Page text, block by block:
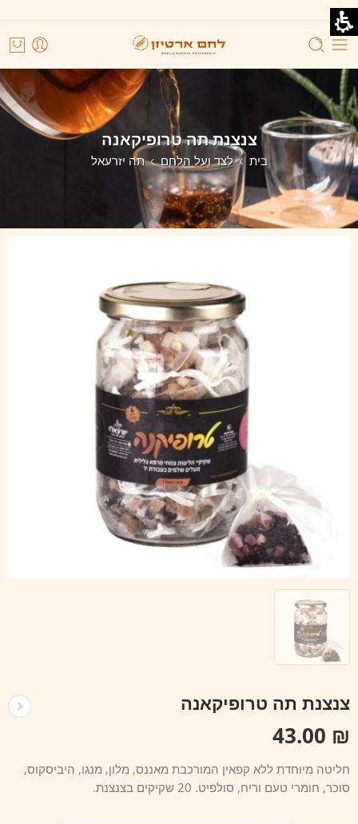
צנצנת תה טרופיקאנה
בית לצד ועל הלחם תה יזרעאל
צנצנת תה טרופיקאנה
₪
חליטה מיוחדת ללא קפאין המורכבת מאננס, מלון, מנגו, היביסקוס,
סוכר, חומרי טעם וריח, סולפיט. 20 שקיקים בצנצנת.